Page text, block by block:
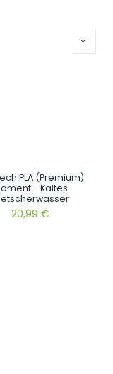
PLA (Premium)
- Kaltes
20,99 €